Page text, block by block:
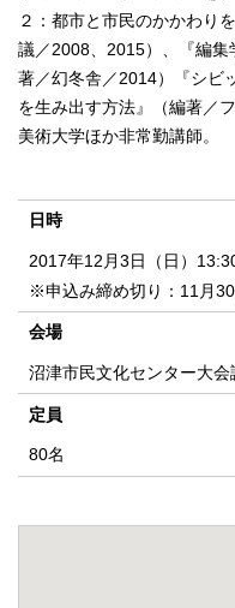
２：都市と市民のかかわり
議／2008、2015）、『編
著／幻冬舎／2014）『シビ
を生み出す方法』（編著／
美術大学ほか非常勤講師。
日時
2017年12月3日（日）
※申込み締め切り：11月30
会場
沼津市民文化センター大会
定員
80名